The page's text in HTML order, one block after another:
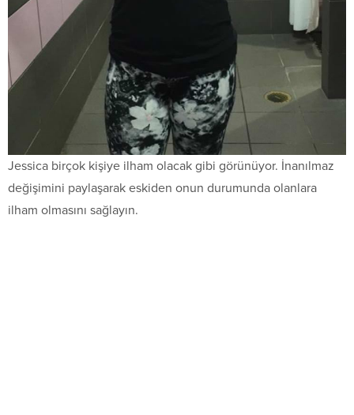
Jessica birçok kişiye ilham olacak gibi görünüyor. İnanılmaz
değişimini paylaşarak eskiden onun durumunda olanlara
ilham olmasını sağlayın.